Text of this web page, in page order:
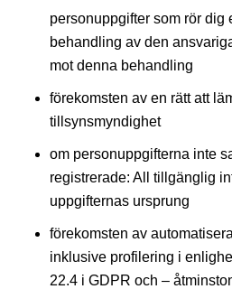
personuppgifter som rör
behandling av den
mot denna behandling
förekomsten av en rätt att
tillsynsmyndighet
om personuppgifterna inte
registrerade: All tillgänglig
uppgifternas ursprung
förekomsten av
inklusive profilering i
22.4 i GDPR och –